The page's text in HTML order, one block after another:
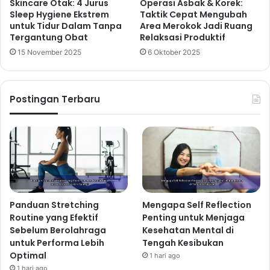
2 hari ago
Tips Kesehatan Terbaru Mengurangi
Rasa Lemas dengan Perubahan
Rutinitas Harian
Tips Tambahan untuk Tidur
Berkualitas:
Praktekkan relaksasi sebelum tidur, seperti meditasi
atau mandi air hangat.
Pastikan kasur dan bantal Anda nyaman dan
mendukung postur tubuh Anda.
Batasi paparan cahaya biru dari gadget sebelum tidur.
2. Manfaat Ajaib Minum Air
Skincare Otak: 4 Jurus
Sleep Hygiene Ekstrem
untuk Tidur Dalam Tanpa
Tergantung Obat
15 November 2025
Operasi Asbak & Korek:
Taktik Cepat Mengubah
Area Merokok Jadi Ruang
Relaksasi Produktif
6 Oktober 2025
Postingan Terbaru
Panduan Stretching
Routine yang Efektif
Sebelum Berolahraga
untuk Performa Lebih
Optimal
1 hari ago
Mengapa Self Reflection
Penting untuk Menjaga
Kesehatan Mental di
Tengah Kesibukan
1 hari ago